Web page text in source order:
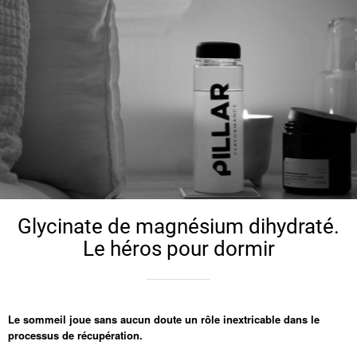
Glycinate de magnésium dihydraté.
Le héros pour dormir
Le sommeil joue sans aucun doute un rôle inextricable dans le
processus de récupération.